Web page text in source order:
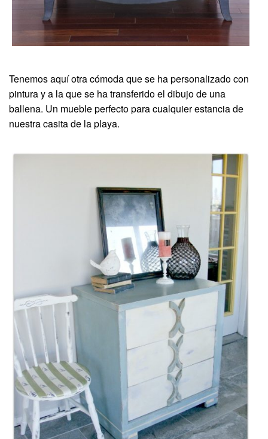
Tenemos aquí otra cómoda que se ha personalizado con
pintura y a la que se ha transferido el dibujo de una
ballena. Un mueble perfecto para cualquier estancia de
nuestra casita de la playa.